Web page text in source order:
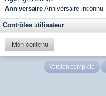
Anniversaire Anniversaire inconnu
Contrôles utilisateur
Mon contenu
Version complète